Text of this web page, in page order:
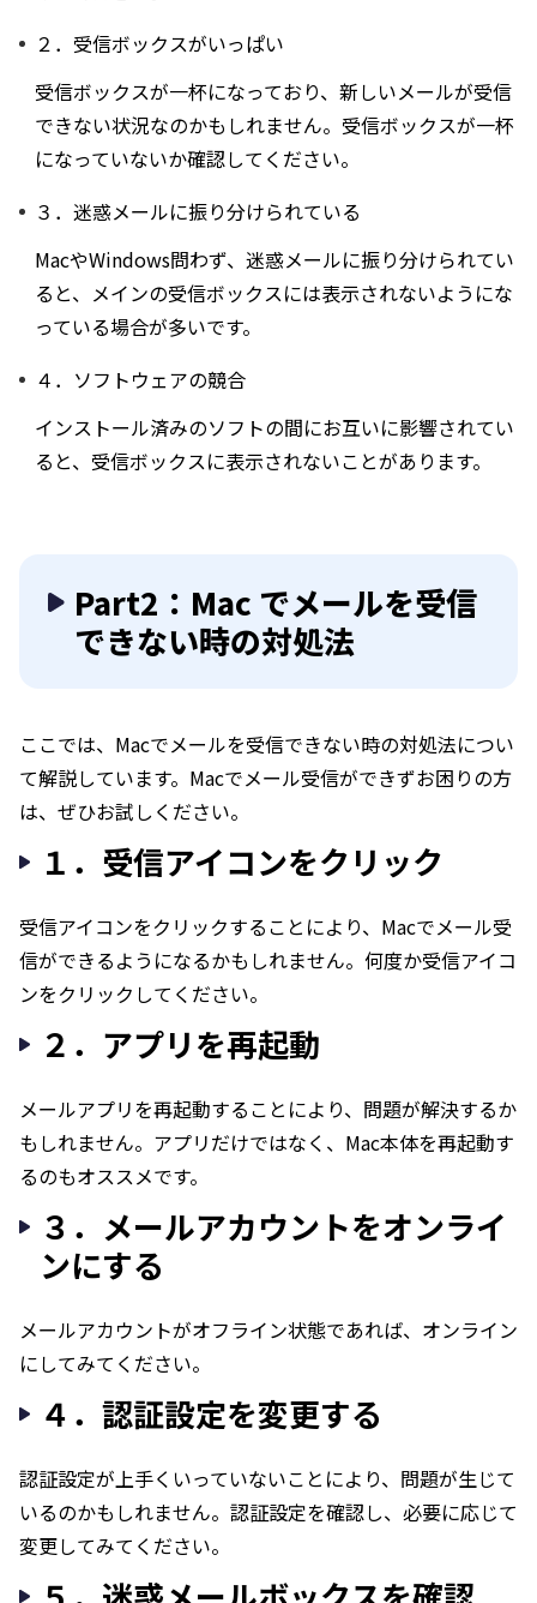
２．受信ボックスがいっぱい
受信ボックスが一杯になっており、新しいメールが受信
できない状況なのかもしれません。受信ボックスが一杯
になっていないか確認してください。
３．迷惑メールに振り分けられている
MacやWindows問わず、迷惑メールに振り分けられてい
ると、メインの受信ボックスには表示されないようにな
っている場合が多いです。
４．ソフトウェアの競合
インストール済みのソフトの間にお互いに影響されてい
ると、受信ボックスに表示されないことがあります。
Part2：Mac でメールを受信
できない時の対処法
ここでは、Macでメールを受信できない時の対処法につい
て解説しています。Macでメール受信ができずお困りの方
は、ぜひお試しください。
１．受信アイコンをクリック
受信アイコンをクリックすることにより、Macでメール受
信ができるようになるかもしれません。何度か受信アイコ
ンをクリックしてください。
２．アプリを再起動
メールアプリを再起動することにより、問題が解決するか
もしれません。アプリだけではなく、Mac本体を再起動す
るのもオススメです。
３．メールアカウントをオンライ
ンにする
メールアカウントがオフライン状態であれば、オンライン
にしてみてください。
４．認証設定を変更する
認証設定が上手くいっていないことにより、問題が生じて
いるのかもしれません。認証設定を確認し、必要に応じて
変更してみてください。